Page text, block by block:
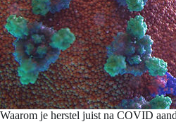
Waarom je herstel juist na COVID